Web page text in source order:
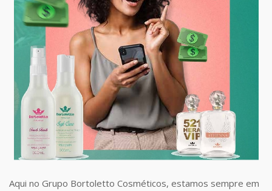
Aqui no Grupo Bortoletto Cosméticos, estamos sempre em